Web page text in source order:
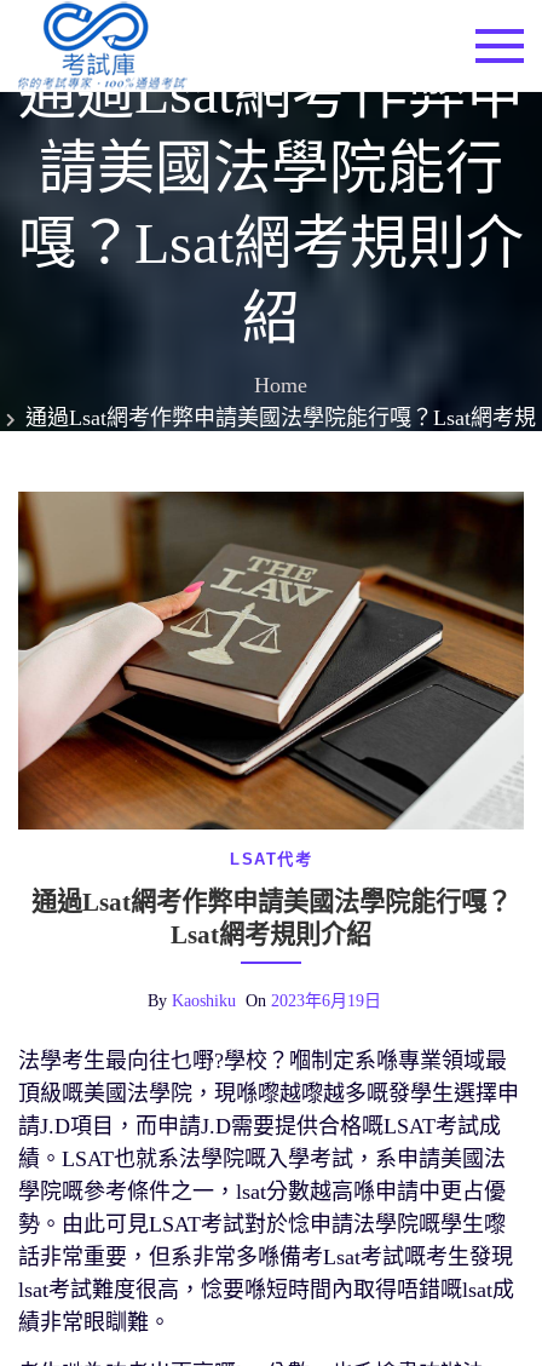
content
通過Lsat網考作弊申
請美國法學院能行
嘎？Lsat網考規則介
紹
Home
通過Lsat網考作弊申請美國法學院能行嘎？Lsat網考規
LSAT代考
通過Lsat網考作弊申請美國法學院能行嘎？
Lsat網考規則介紹
By Kaoshiku On 2023年6月19日
法學考生最向往乜嘢?學校？嗰制定系喺專業領域最
頂級嘅美國法學院，現喺嚟越嚟越多嘅發學生選擇申
請J.D項目，而申請J.D需要提供合格嘅LSAT考試成
績。LSAT也就系法學院嘅入學考試，系申請美國法
學院嘅參考條件之一，lsat分數越高喺申請中更占優
勢。由此可見LSAT考試對於惗申請法學院嘅學生嚟
話非常重要，但系非常多喺備考Lsat考試嘅考生發現
lsat考試難度很高，惗要喺短時間內取得唔錯嘅lsat成
績非常眼瞓難。